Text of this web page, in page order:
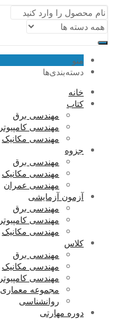
منو
دسته‌بندی‌ها
خانه
کتاب
مهندسی برق
مهندسی کامپیوتر
مهندسی مکانیک
جزوه
مهندسی برق
مهندسی مکانیک
مهندسی عمران
آزمون آزمایشی
مهندسی برق
مهندسی کامپیوتر
مهندسی مکانیک
کلاس
مهندسی برق
مهندسی مکانیک
مهندسی کامپیوتر
مجموعه معماری
روانشناسی
دوره مهارتی